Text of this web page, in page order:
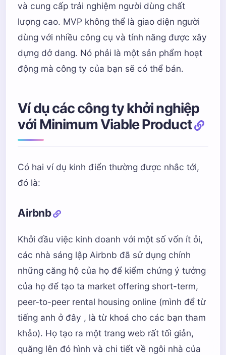
và cung cấp trải nghiệm người dùng chất
lượng cao. MVP không thể là giao diện người
dùng với nhiều công cụ và tính năng được xây
dựng dở dang. Nó phải là một sản phẩm hoạt
động mà công ty của bạn sẽ có thể bán.
Ví dụ các công ty khởi nghiệp
với Minimum Viable Product
Có hai ví dụ kinh điển thường được nhắc tới,
đó là:
Airbnb
Khởi đầu việc kinh doanh với một số vốn ít ỏi,
các nhà sáng lập Airbnb đã sử dụng chính
những căng hộ của họ để kiểm chứng ý tưởng
của họ để tạo ta market offering short-term,
peer-to-peer rental housing online (mình để từ
tiếng anh ở đây , là từ khoá cho các bạn tham
khảo). Họ tạo ra một trang web rất tối giản,
quăng lên đó hình và chi tiết về ngôi nhà của